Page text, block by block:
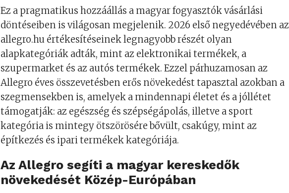
Ez a pragmatikus hozzáállás a magyar fogyasztók vásárlási
döntéseiben is világosan megjelenik. 2026 első negyedévében az
allegro.hu értékesítéseinek legnagyobb részét olyan
alapkategóriák adták, mint az elektronikai termékek, a
szupermarket és az autós termékek. Ezzel párhuzamosan az
Allegro éves összevetésben erős növekedést tapasztal azokban a
szegmensekben is, amelyek a mindennapi életet és a jóllétet
támogatják: az egészség és szépségápolás, illetve a sport
kategória is mintegy ötszörösére bővült, csakúgy, mint az
építkezés és ipari termékek kategóriája.
Az Allegro segíti a magyar kereskedők
növekedését Közép-Európában